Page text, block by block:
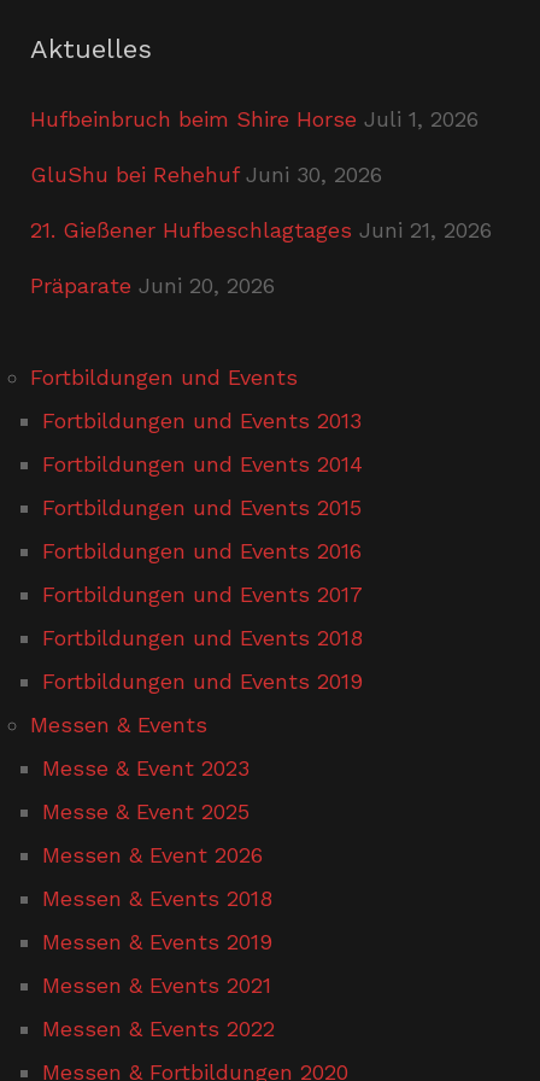
Aktuelles
Hufbeinbruch beim Shire Horse Juli 1, 2026
GluShu bei Rehehuf Juni 30, 2026
21. Gießener Hufbeschlagtages Juni 21, 2026
Präparate Juni 20, 2026
Fortbildungen und Events
Fortbildungen und Events 2013
Fortbildungen und Events 2014
Fortbildungen und Events 2015
Fortbildungen und Events 2016
Fortbildungen und Events 2017
Fortbildungen und Events 2018
Fortbildungen und Events 2019
Messen & Events
Messe & Event 2023
Messe & Event 2025
Messen & Event 2026
Messen & Events 2018
Messen & Events 2019
Messen & Events 2021
Messen & Events 2022
Messen & Fortbildungen 2020